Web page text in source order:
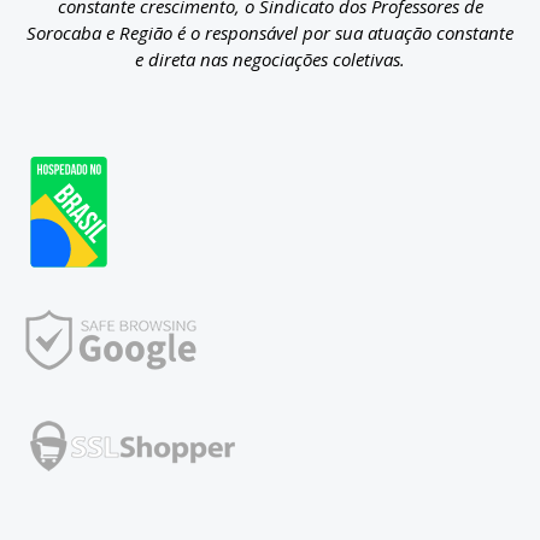
constante crescimento, o Sindicato dos Professores de
Sorocaba e Região é o responsável por sua atuação constante
e direta nas negociações coletivas.